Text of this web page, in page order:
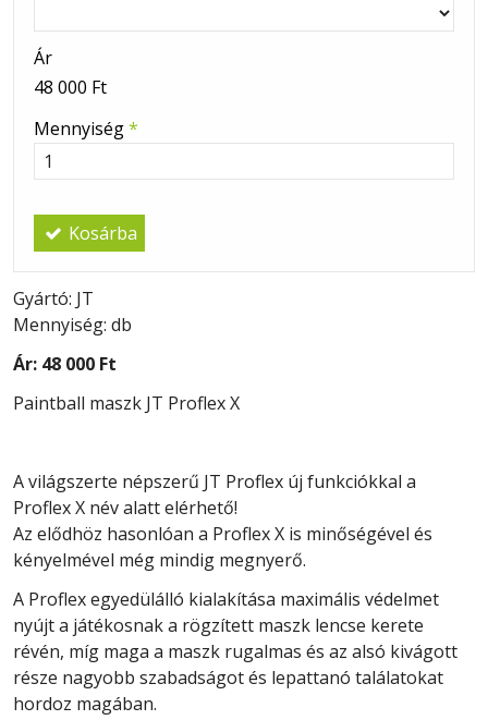
Ár
48 000 Ft
Mennyiség*
Kosárba
Gyártó: JT
Mennyiség: db
Ár: 48 000 Ft
Paintball maszk JT Proflex X
A világszerte népszerű JT Proflex új funkciókkal a
Proflex X név alatt elérhető!
Az elődhöz hasonlóan a Proflex X is minőségével és
kényelmével még mindig megnyerő.
A Proflex egyedülálló kialakítása maximális védelmet
nyújt a játékosnak a rögzített maszk lencse kerete
révén, míg maga a maszk rugalmas és az alsó kivágott
része nagyobb szabadságot és lepattanó találatokat
hordoz magában.